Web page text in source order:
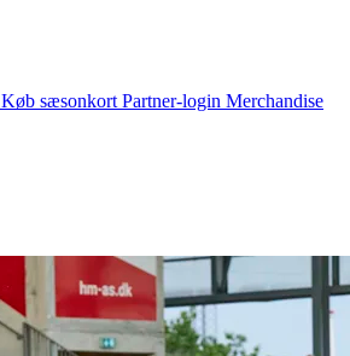
Køb sæsonkort Partner-login Merchandise